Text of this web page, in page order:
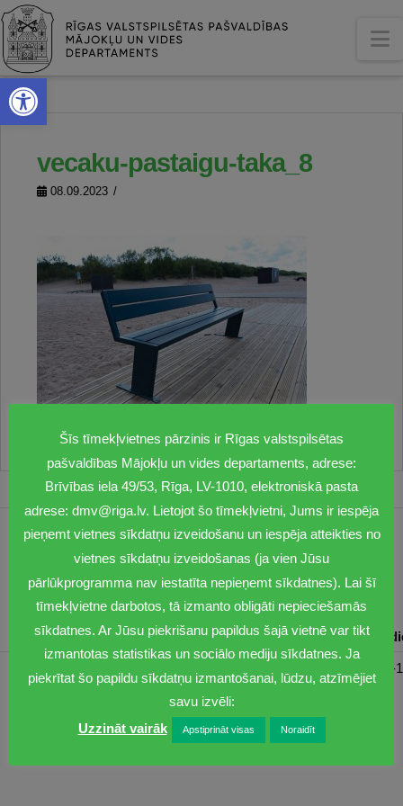
Open toolbar
vecaku-pastaigu-taka_8
08.09.2023
1201
dmv@riga.lv
Pirmdiena Otrdiena Trešdiena Ceturtdiena
08:00-
Šīs tīmekļvietnes pārzinis ir Rīgas valstspilsētas
pašvaldības Mājokļu un vides departaments, adrese:
Brīvības iela 49/53, Rīga, LV-1010, elektroniskā pasta
adrese: dmv@riga.lv. Lietojot šo tīmekļvietni, Jums ir iespēja
pieņemt vietnes sīkdatņu izveidošanu un iespēja atteikties no
vietnes sīkdatņu izveidošanas (ja vien Jūsu
pārlūkprogramma nav iestatīta nepieņemt sīkdatnes). Lai šī
tīmekļvietne darbotos, tā izmanto obligāti nepieciešamās
sīkdatnes. Ar Jūsu piekrišanu papildus šajā vietnē var tikt
izmantotas statistikas un sociālo mediju sīkdatnes. Ja
piekrītat šo papildu sīkdatņu izmantošanai, lūdzu, atzīmējiet
savu izvēli:
Uzzināt vairāk
Apstiprināt visas Noraidīt